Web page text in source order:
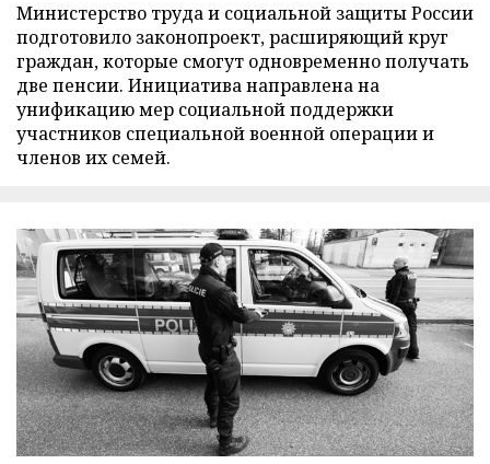
Министерство труда и социальной защиты России
подготовило законопроект, расширяющий круг
граждан, которые смогут одновременно получать
две пенсии. Инициатива направлена на
унификацию мер социальной поддержки
участников специальной военной операции и
членов их семей.